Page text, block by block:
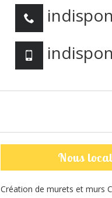
Nous
Création de murets et murs